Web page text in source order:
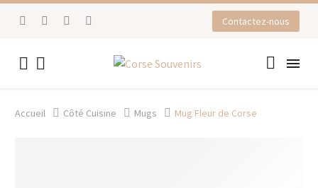
Contactez-nous


Accueil Côté Cuisine Mugs Mug Fleur de Corse